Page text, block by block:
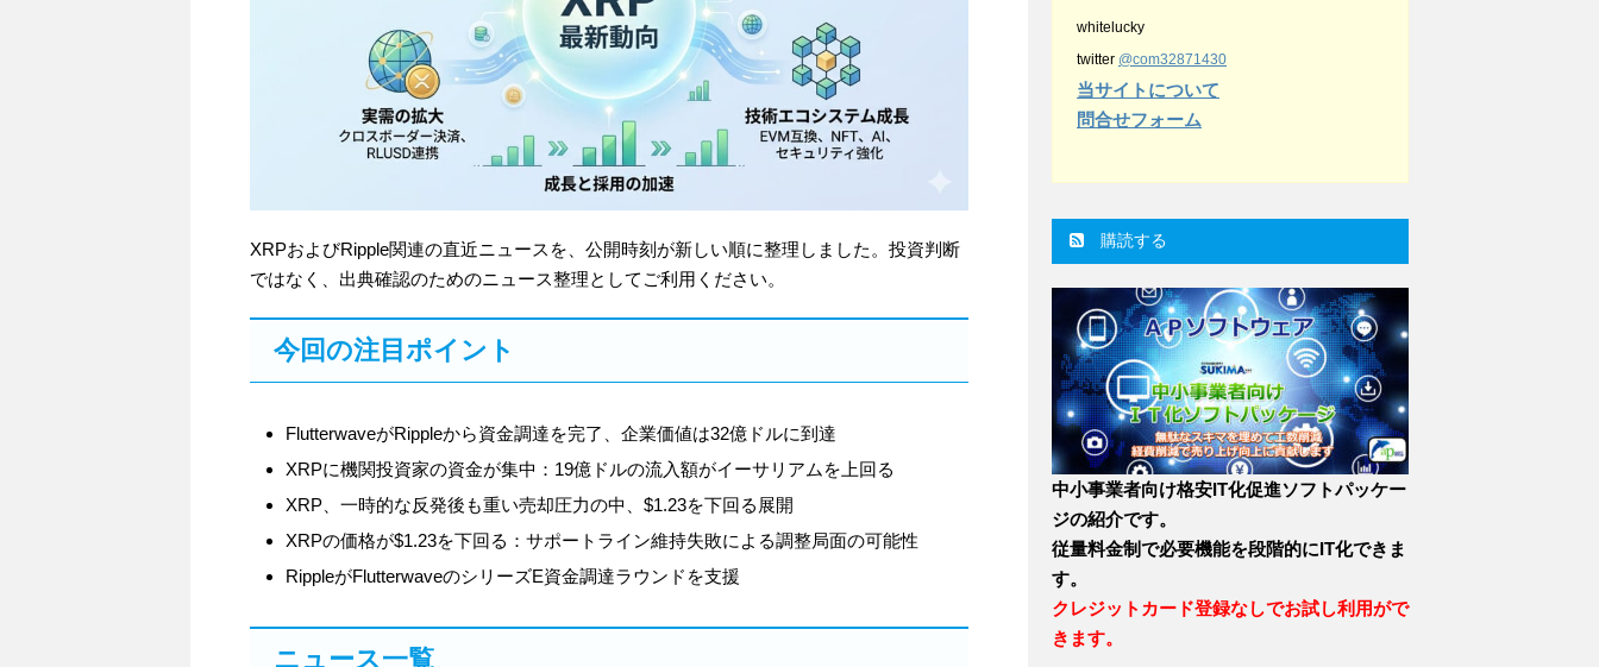
XRPおよびRipple関連の直近ニュースを、公開時刻が新しい順に整理しました。投資判断
ではなく、出典確認のためのニュース整理としてご利用ください。
今回の注目ポイント
FlutterwaveがRippleから資金調達を完了、企業価値は32億ドルに到達
XRPに機関投資家の資金が集中：19億ドルの流入額がイーサリアムを上回る
XRP、一時的な反発後も重い売却圧力の中、$1.23を下回る展開
XRPの価格が$1.23を下回る：サポートライン維持失敗による調整局面の可能性
RippleがFlutterwaveのシリーズE資金調達ラウンドを支援
ニュース一覧
whitelucky
twitter @com32871430
当サイトについて
問合せフォーム
購読する
中小事業者向け格安IT化促進ソフトパッケー
ジの紹介です。
従量料金制で必要機能を段階的にIT化できま
す。
クレジットカード登録なしでお試し利用がで
きます。